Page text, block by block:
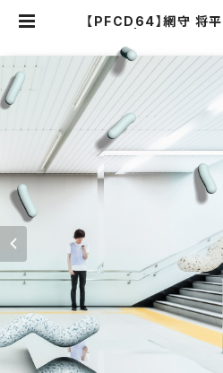
【PFCD64】網守 将